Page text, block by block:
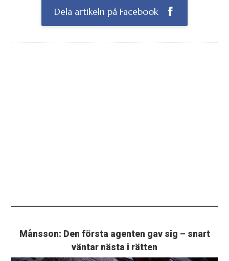
Dela artikeln på Facebook
Månsson: Den första agenten gav sig – snart
väntar nästa i rätten